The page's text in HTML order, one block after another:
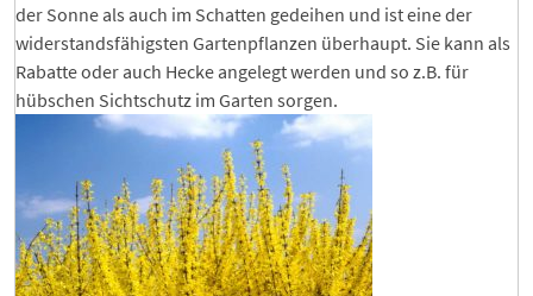
der Sonne als auch im Schatten gedeihen und ist eine der
widerstandsfähigsten Gartenpflanzen überhaupt. Sie kann als
Rabatte oder auch Hecke angelegt werden und so z.B. für
hübschen Sichtschutz im Garten sorgen.